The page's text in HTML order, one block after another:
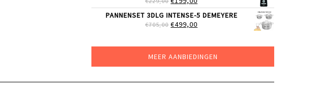
€199,00.€169,00.
PRIJS
WAS:
€229,00.
PRIJS
IS:
€199,00.
PANNENSET 3DLG INTENSE-5 DEMEYERE
€705,00 OORSPRONKELIJKE
€499,00
MEER AANBIEDINGEN